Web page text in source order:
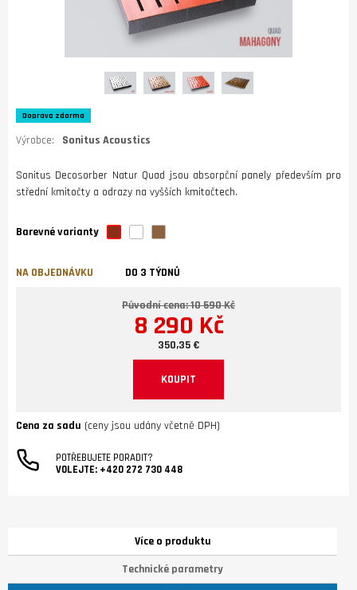
Doprava zdarma
Výrobce: Sonitus Acoustics
Sonitus Decosorber Natur Quad jsou absorpční panely především pro
střední kmitočty a odrazy na vyšších kmitočtech.
Barevné varianty
NA OBJEDNÁVKU DO 3 TÝDNŮ
Původní cena: 10 590 Kč
8 290 Kč
350,35 €
KOUPIT
Cena za sadu (ceny jsou udány včetně DPH)
POTŘEBUJETE PORADIT?
VOLEJTE: +420 272 730 448
Více o produktu
Technické parametry